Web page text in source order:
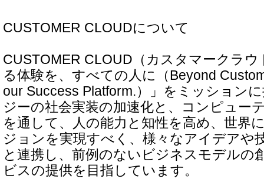
CUSTOMER CLOUDについて
CUSTOMER CLOUD（カスタマークラ
る体験を、すべての人に（Beyond
our Success Platform.）」をミッション
ジーの社会実装の加速化と、コンピュー
を通して、人の能力と知性を高め、世界
ジョンを実現すべく、様々なアイデアや
と連携し、前例のないビジネスモデルの
ビスの提供を目指しています。